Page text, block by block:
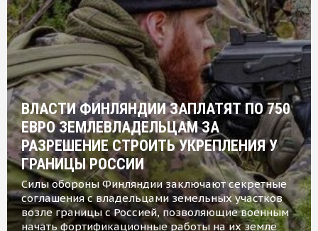
ВЛАСТИ ФИНЛЯНДИИ ЗАПЛАТЯТ ПО 750
ЕВРО ЗЕМЛЕВЛАДЕЛЬЦАМ ЗА
РАЗРЕШЕНИЕ СТРОИТЬ УКРЕПЛЕНИЯ У
ГРАНИЦЫ РОССИИ
Силы обороны Финляндии заключают секретные
соглашения с владельцами земельных участков
возле границы с Россией, позволяющие военным
начать фортификационные работы на их земле